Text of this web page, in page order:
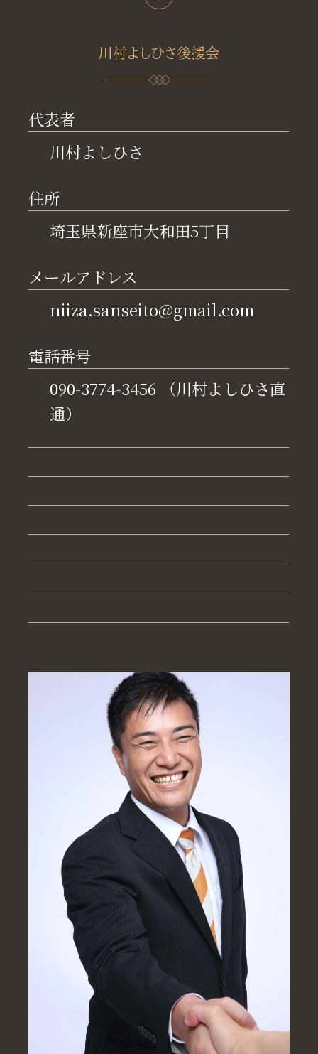
川村よしひさ後援会
代表者
川村よしひさ
住所
埼玉県新座市大和田5丁目
メールアドレス
niiza.sanseito@gmail.com
電話番号
090-3774-3456 （川村よしひさ直
通）